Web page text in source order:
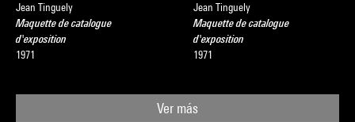
Jean Tinguely
Maquette de catalogue
d'exposition
1971
Jean Tinguely
Maquette de catalogue
d'exposition
1971
Ver más